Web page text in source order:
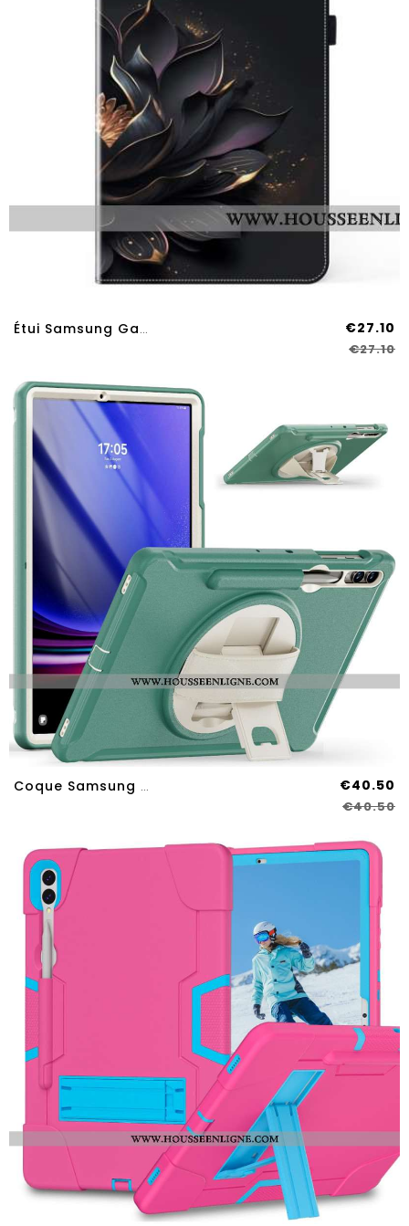
Étui Samsung Galaxy Tab S9 Plus / S9 FE Plus Lotus Pourpre €27.10
€27.10
Coque Samsung Galaxy Tab S9 FE Plus/S9 Plus/ S8 Plus/S7 Plus Support Pour Stylo Et Béquille €40.50
€40.50